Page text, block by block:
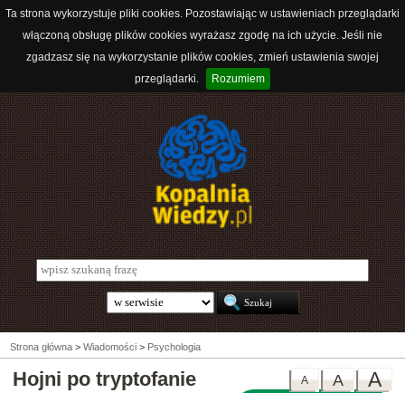
Ta strona wykorzystuje pliki cookies. Pozostawiając w ustawieniach przeglądarki
włączoną obsługę plików cookies wyrażasz zgodę na ich użycie. Jeśli nie
zgadzasz się na wykorzystanie plików cookies, zmień ustawienia swojej
przeglądarki.
Rozumiem
Strona główna > Wiadomości > Psychologia
A
A
A
Hojni po tryptofanie